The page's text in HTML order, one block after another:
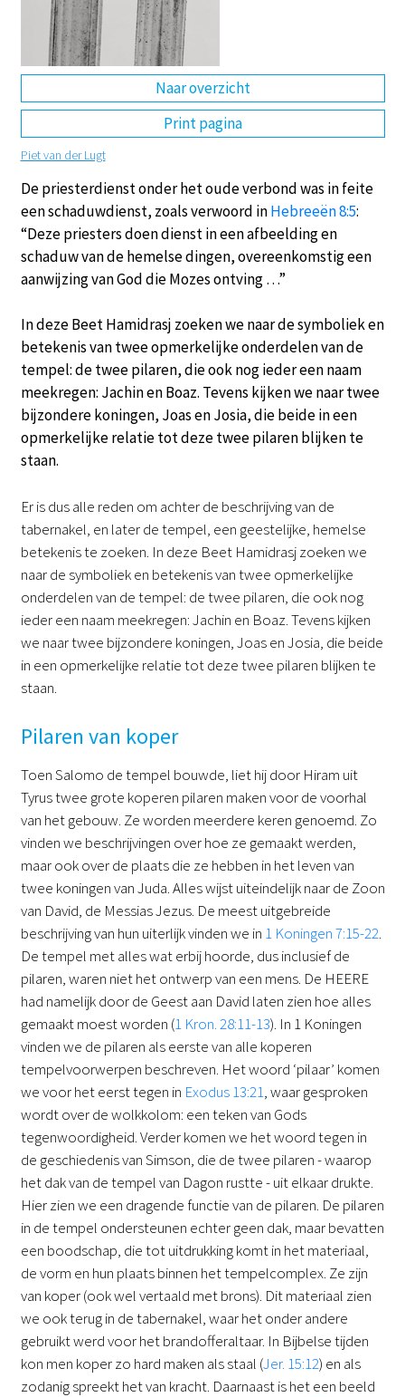
Naar overzicht
Print pagina
Piet van der Lugt
De priesterdienst onder het oude verbond was in feite
een schaduwdienst, zoals verwoord inHebreeën 8:5:
“Deze priesters doen dienst in een afbeelding en
schaduw van de hemelse dingen, overeenkomstig een
aanwijzing van God die Mozes ontving …”
In deze Beet Hamidrasj zoeken we naar de symboliek en
betekenis van twee opmerkelijke onderdelen van de
tempel: de twee pilaren, die ook nog ieder een naam
meekregen: Jachin en Boaz. Tevens kijken we naar twee
bijzondere koningen, Joas en Josia, die beide in een
opmerkelijke relatie tot deze twee pilaren blijken te
staan.
Er is dus alle reden om achter de beschrijving van de
tabernakel, en later de tempel, een geestelijke, hemelse
betekenis te zoeken. In deze Beet Hamidrasj zoeken we
naar de symboliek en betekenis van twee opmerkelijke
onderdelen van de tempel: de twee pilaren, die ook nog
ieder een naam meekregen: Jachin en Boaz. Tevens kijken
we naar twee bijzondere koningen, Joas en Josia, die beide
in een opmerkelijke relatie tot deze twee pilaren blijken te
staan.
Pilaren van koper
Toen Salomo de tempel bouwde, liet hij door Hiram uit
Tyrus twee grote koperen pilaren maken voor de voorhal
van het gebouw. Ze worden meerdere keren genoemd. Zo
vinden we beschrijvingen over hoe ze gemaakt werden,
maar ook over de plaats die ze hebben in het leven van
twee koningen van Juda. Alles wijst uiteindelijk naar de Zoon
van David, de Messias Jezus. De meest uitgebreide
beschrijving van hun uiterlijk vinden we in 1 Koningen 7:15-22.
De tempel met alles wat erbij hoorde, dus inclusief de
pilaren, waren niet het ontwerp van een mens. De HEERE
had namelijk door de Geest aan David laten zien hoe alles
gemaakt moest worden (1 Kron. 28:11-13). In 1 Koningen
vinden we de pilaren als eerste van alle koperen
tempelvoorwerpen beschreven. Het woord ‘pilaar’ komen
we voor het eerst tegen in Exodus 13:21, waar gesproken
wordt over de wolkkolom: een teken van Gods
tegenwoordigheid. Verder komen we het woord tegen in
de geschiedenis van Simson, die de twee pilaren - waarop
het dak van de tempel van Dagon rustte - uit elkaar drukte.
Hier zien we een dragende functie van de pilaren. De pilaren
in de tempel ondersteunen echter geen dak, maar bevatten
een boodschap, die tot uitdrukking komt in het materiaal,
de vorm en hun plaats binnen het tempelcomplex. Ze zijn
van koper (ook wel vertaald met brons). Dit materiaal zien
we ook terug in de tabernakel, waar het onder andere
gebruikt werd voor het brandofferaltaar. In Bijbelse tijden
kon men koper zo hard maken als staal (Jer. 15:12) en als
zodanig spreekt het van kracht. Daarnaast is het een beeld
DE